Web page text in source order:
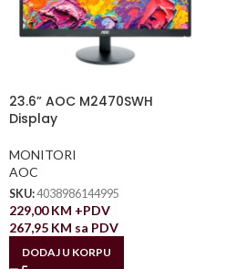
23.6” AOC M2470SWH
Display
MONITORI
AOC
SKU:4038986144995
229,00KM +PDV
267,95 KM sa PDV
DODAJ U KORPU